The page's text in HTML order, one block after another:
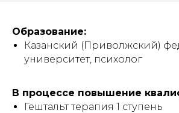
Образование:
Казанский (Приволжский)
университет, психолог
В процессе повышение
Гештальт терапия 1 ступень